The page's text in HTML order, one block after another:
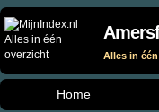
Alles in
Home